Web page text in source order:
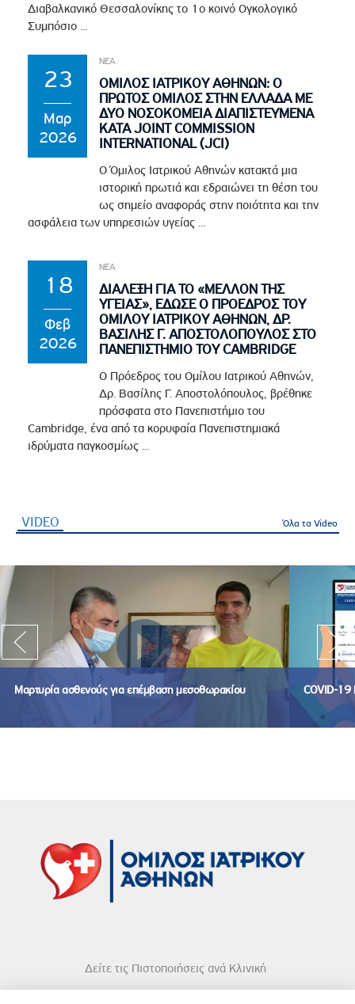
Διαβαλκανικό Θεσσαλονίκης το 1ο κοινό Ογκολογικό
Συμπόσιο ...
23
Μαρ
2026
ΝΕΑ
ΟΜΙΛΟΣ ΙΑΤΡΙΚΟΥ ΑΘΗΝΩΝ: Ο
ΠΡΩΤΟΣ ΟΜΙΛΟΣ ΣΤΗΝ ΕΛΛΑΔΑ ΜΕ
ΔΥΟ ΝΟΣΟΚΟΜΕΙΑ ΔΙΑΠΙΣΤΕΥΜΕΝΑ
ΚΑΤΑ JOINT COMMISSION
INTERNATIONAL (JCI)
Ο Όμιλος Ιατρικού Αθηνών κατακτά μια
ιστορική πρωτιά και εδραιώνει τη θέση του
ως σημείο αναφοράς στην ποιότητα και την
ασφάλεια των υπηρεσιών υγείας ...
18
Φεβ
2026
ΝΕΑ
ΔΙΑΛΕΞΗ ΓΙΑ ΤΟ «ΜΕΛΛΟΝ ΤΗΣ
ΥΓΕΙΑΣ», ΕΔΩΣΕ Ο ΠΡΟΕΔΡΟΣ ΤΟΥ
ΟΜΙΛΟΥ ΙΑΤΡΙΚΟΥ ΑΘΗΝΩΝ, ΔΡ.
ΒΑΣΙΛΗΣ Γ. ΑΠΟΣΤΟΛΟΠΟΥΛΟΣ ΣΤΟ
ΠΑΝΕΠΙΣΤΗΜΙΟ ΤΟΥ CAMBRIDGE
Ο Πρόεδρος του Ομίλου Ιατρικού Αθηνών,
Δρ. Βασίλης Γ. Αποστολόπουλος, βρέθηκε
πρόσφατα στο Πανεπιστήμιο του
Cambridge, ένα από τα κορυφαία Πανεπιστημιακά
ιδρύματα παγκοσμίως ...
VIDEO Όλα τα Video
Μαρτυρία ασθενούς για επέμβαση μεσοθωρακίου COVID-19
Δείτε τις Πιστοποιήσεις ανά Κλινική